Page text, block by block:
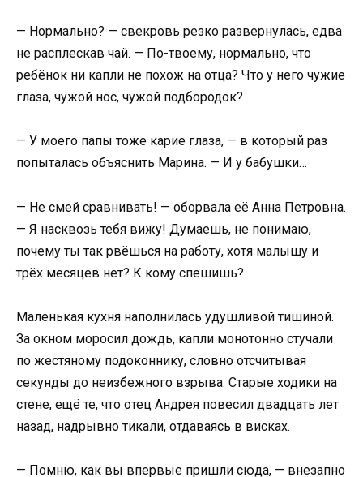
— Нормально? — свекровь резко развернулась, едва
не расплескав чай. — По-твоему, нормально, что
ребёнок ни капли не похож на отца? Что у него чужие
глаза, чужой нос, чужой подбородок?
— У моего папы тоже карие глаза, — в который раз
попыталась объяснить Марина. — И у бабушки…
— Не смей сравнивать! — оборвала её Анна Петровна.
— Я насквозь тебя вижу! Думаешь, не понимаю,
почему ты так рвёшься на работу, хотя малышу и
трёх месяцев нет? К кому спешишь?
Маленькая кухня наполнилась удушливой тишиной.
За окном моросил дождь, капли монотонно стучали
по жестяному подоконнику, словно отсчитывая
секунды до неизбежного взрыва. Старые ходики на
стене, ещё те, что отец Андрея повесил двадцать лет
назад, надрывно тикали, отдаваясь в висках.
— Помню, как вы впервые пришли сюда, — внезапно